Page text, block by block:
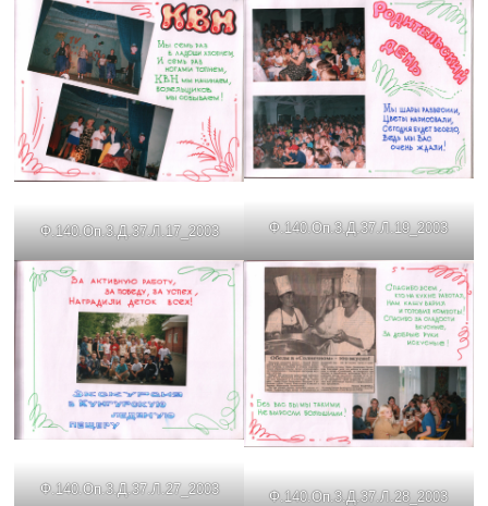
Ф.140.Оп.3.Д.37.Л.17_2003 Ф.140.Оп.3.Д.37.Л.19_2003
Ф.140.Оп.3.Д.37.Л.27_2003 Ф.140.Оп.3.Д.37.Л.28_2003